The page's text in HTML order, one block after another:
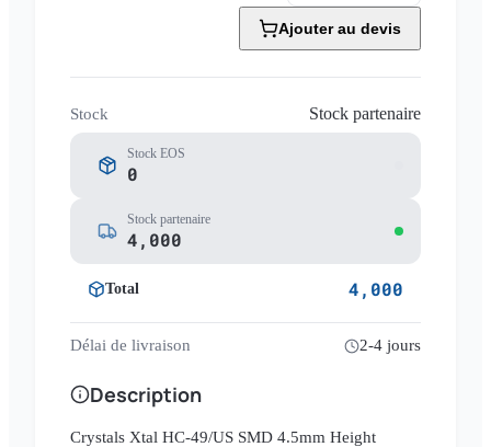
Ajouter au devis
Stock Stock partenaire
Stock EOS
0
Stock partenaire
4,000
Total 4,000
Délai de livraison 2-4 jours
Description
Crystals Xtal HC-49/US SMD 4.5mm Height